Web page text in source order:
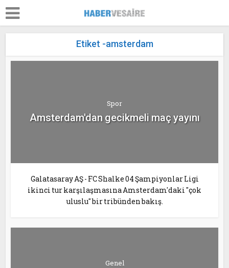
Etiket -amsterdam
Spor
Amsterdam'dan gecikmeli maç yayını
Galatasaray AŞ - FC Shalke 04 Şampiyonlar Ligi
ikinci tur karşılaşmasına Amsterdam'daki "çok
uluslu" bir tribünden bakış.
Genel